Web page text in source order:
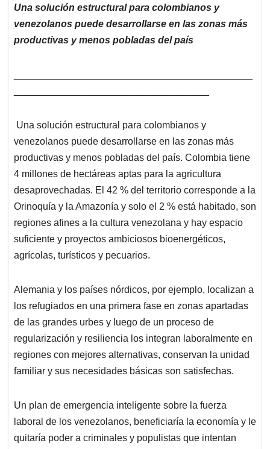
Una solución estructural para colombianos y
venezolanos puede desarrollarse en las zonas más
productivas y menos pobladas del país
Una solución estructural para colombianos y
venezolanos puede desarrollarse en las zonas más
productivas y menos pobladas del país. Colombia tiene
4 millones de hectáreas aptas para la agricultura
desaprovechadas. El 42 % del territorio corresponde a la
Orinoquía y la Amazonía y solo el 2 % está habitado, son
regiones afines a la cultura venezolana y hay espacio
suficiente y proyectos ambiciosos bioenergéticos,
agrícolas, turísticos y pecuarios.
Alemania y los países nórdicos, por ejemplo, localizan a
los refugiados en una primera fase en zonas apartadas
de las grandes urbes y luego de un proceso de
regularización y resiliencia los integran laboralmente en
regiones con mejores alternativas, conservan la unidad
familiar y sus necesidades básicas son satisfechas.
Un plan de emergencia inteligente sobre la fuerza
laboral de los venezolanos, beneficiaría la economía y le
quitaría poder a criminales y populistas que intentan